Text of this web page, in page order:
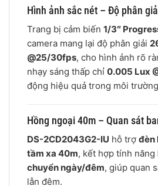
Hình ảnh sắc nét – Độ phân
Trang bị cảm biến 1/3″
camera mang lại độ phân giải
@25/30fps, cho hình ảnh rõ
nhạy sáng thấp chỉ 0.005 Lux
động hiệu quả trong môi
Hồng ngoại 40m – Quan sát
DS-2CD2043G2-IU hỗ trợ đèn
tầm xa 40m, kết hợp tính năng
chuyển ngày/đêm, giúp quan
lẫn đêm.